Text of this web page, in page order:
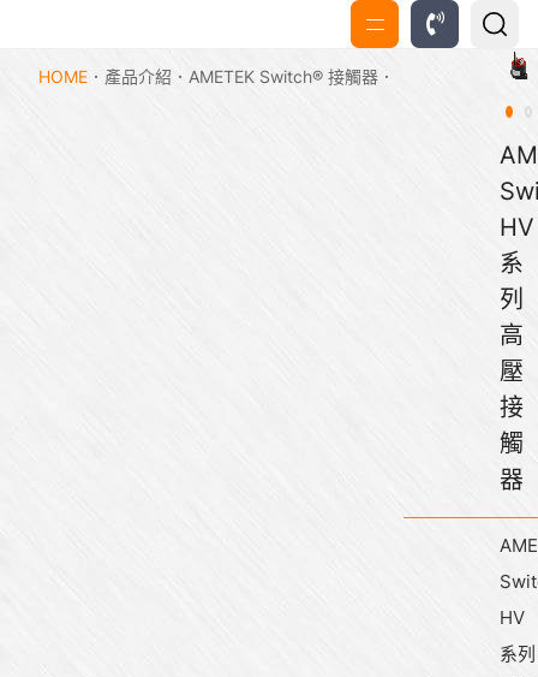
HOME 產品介紹 AMETEK Switch® 接觸器
HV
系
列
高
壓
接
觸
器
HV
系列